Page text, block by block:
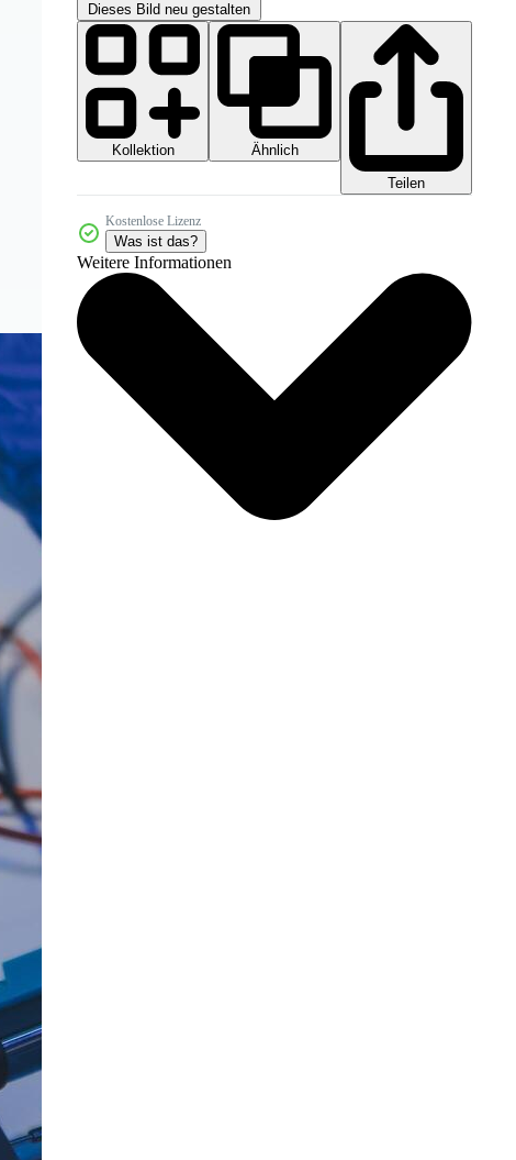
Dieses Bild neu gestalten
Kollektion
Ähnlich
Teilen
Kostenlose Lizenz
Was ist das?
Weitere Informationen